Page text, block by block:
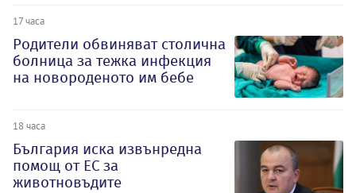
17 часа
Родители обвиняват столична
болница за тежка инфекция
на новороденото им бебе
18 часа
България иска извънредна
помощ от ЕС за
животновъдите